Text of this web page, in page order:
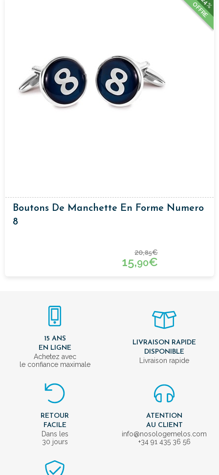
24%
OFFRE
Boutons De Manchette En Forme Numero
8
20,85€
15,90€
15 ANS
EN LIGNE
Achetez avec
le confiance maximale
LIVRAISON RAPIDE
DISPONIBLE
Livraison rapide
RETOUR
FACILE
Dans les
30 jours
ATENTION
AU CLIENT
info@nosologemelos.com
+34 91 435 36 56